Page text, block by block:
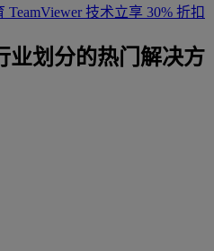
TeamViewer 技术立享 30% 折扣
业划分的热门解决方